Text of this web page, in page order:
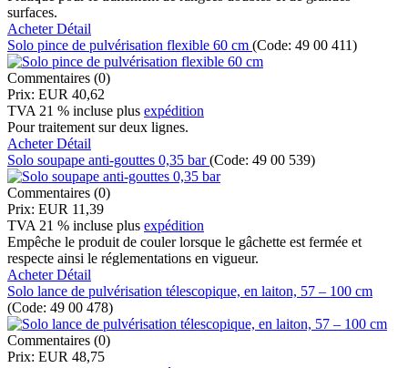
surfaces.
AcheterDétail
Solo pince de pulvérisation flexible 60 cm (Code: 49 00 411)
Commentaires (0)
Prix: EUR 40,62
TVA 21 % incluse plus expédition
Pour traitement sur deux lignes.
AcheterDétail
Solo soupape anti-gouttes 0,35 bar(Code: 49 00 539)
Commentaires (0)
Prix: EUR 11,39
TVA 21 % incluse plus expédition
Empêche le produit de couler lorsque le gâchette est fermée et
respecte ainsi le réglementations en vigueur.
AcheterDétail
Solo lance de pulvérisation télescopique, en laiton, 57 – 100 cm
(Code: 49 00 478)
Commentaires (0)
Prix: EUR 48,75